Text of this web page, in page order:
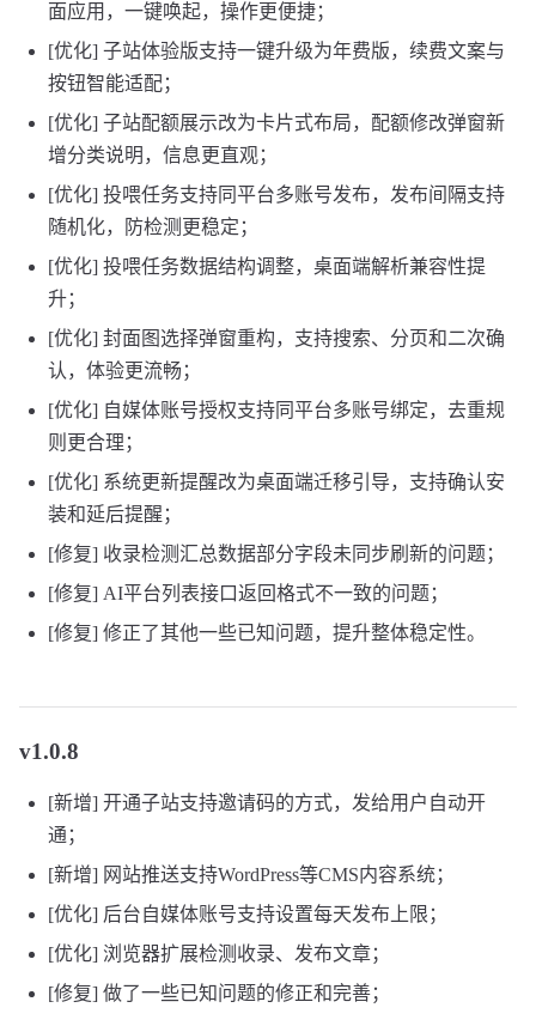
面应用，一键唤起，操作更便捷；
[优化] 子站体验版支持一键升级为年费版，续费文案与
按钮智能适配；
[优化] 子站配额展示改为卡片式布局，配额修改弹窗新
增分类说明，信息更直观；
[优化] 投喂任务支持同平台多账号发布，发布间隔支持
随机化，防检测更稳定；
[优化] 投喂任务数据结构调整，桌面端解析兼容性提
升；
[优化] 封面图选择弹窗重构，支持搜索、分页和二次确
认，体验更流畅；
[优化] 自媒体账号授权支持同平台多账号绑定，去重规
则更合理；
[优化] 系统更新提醒改为桌面端迁移引导，支持确认安
装和延后提醒；
[修复] 收录检测汇总数据部分字段未同步刷新的问题；
[修复] AI平台列表接口返回格式不一致的问题；
[修复] 修正了其他一些已知问题，提升整体稳定性。
v1.0.8
[新增] 开通子站支持邀请码的方式，发给用户自动开
通；
[新增] 网站推送支持WordPress等CMS内容系统；
[优化] 后台自媒体账号支持设置每天发布上限；
[优化] 浏览器扩展检测收录、发布文章；
[修复] 做了一些已知问题的修正和完善；